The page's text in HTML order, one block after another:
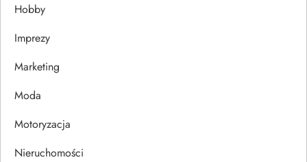
a
w
p
Hobby
Imprezy
Marketing
Moda
Motoryzacja
Nieruchomości